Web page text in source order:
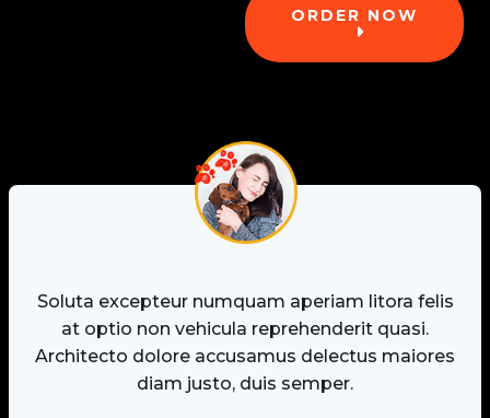
ORDER NOW
Soluta excepteur numquam aperiam litora felis
at optio non vehicula reprehenderit quasi.
Architecto dolore accusamus delectus maiores
diam justo, duis semper.